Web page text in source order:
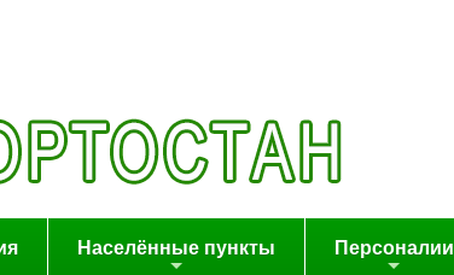
Населённые пункты Персоналии